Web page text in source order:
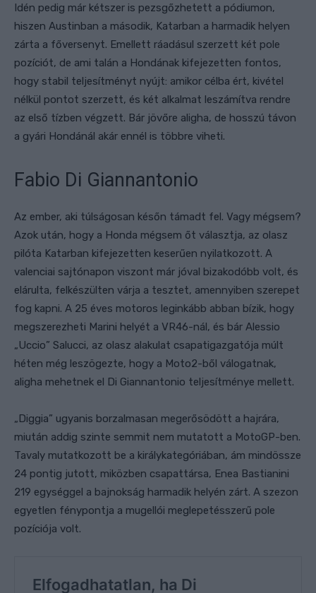
Idén pedig már kétszer is pezsgőzhetett a pódiumon,
hiszen Austinban a második, Katarban a harmadik helyen
zárta a főversenyt. Emellett ráadásul szerzett két pole
pozíciót, de ami talán a Hondának kifejezetten fontos,
hogy stabil teljesítményt nyújt: amikor célba ért, kivétel
nélkül pontot szerzett, és két alkalmat leszámítva rendre
az első tízben végzett. Bár jövőre aligha, de hosszú távon
a gyári Hondánál akár ennél is többre viheti.
Fabio Di Giannantonio
Az ember, aki túlságosan későn támadt fel. Vagy mégsem?
Azok után, hogy a Honda mégsem őt választja, az olasz
pilóta Katarban kifejezetten keserűen nyilatkozott. A
valenciai sajtónapon viszont már jóval bizakodóbb volt, és
elárulta, felkészülten várja a tesztet, amennyiben szerepet
fog kapni. A 25 éves motoros leginkább abban bízik, hogy
megszerezheti Marini helyét a VR46-nál, és bár Alessio
„Uccio” Salucci, az olasz alakulat csapatigazgatója múlt
héten még leszögezte, hogy a Moto2-ből válogatnak,
aligha mehetnek el Di Giannantonio teljesítménye mellett.
„Diggia” ugyanis borzalmasan megerősödött a hajrára,
miután addig szinte semmit nem mutatott a MotoGP-ben.
Tavaly mutatkozott be a királykategóriában, ám mindössze
24 pontig jutott, miközben csapattársa, Enea Bastianini
219 egységgel a bajnokság harmadik helyén zárt. A szezon
egyetlen fénypontja a mugellói meglepetésszerű pole
pozíciója volt.